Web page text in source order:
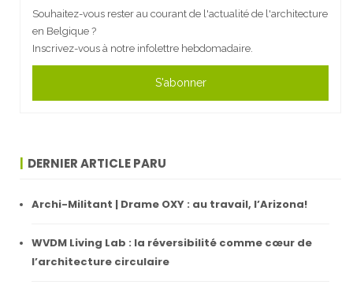
Souhaitez-vous rester au courant de l'actualité de l'architecture
en Belgique ?
Inscrivez-vous à notre infolettre hebdomadaire.
S'abonner
DERNIER ARTICLE PARU
Archi-Militant | Drame OXY : au travail, l’Arizona!
WVDM Living Lab : la réversibilité comme cœur de
l’architecture circulaire